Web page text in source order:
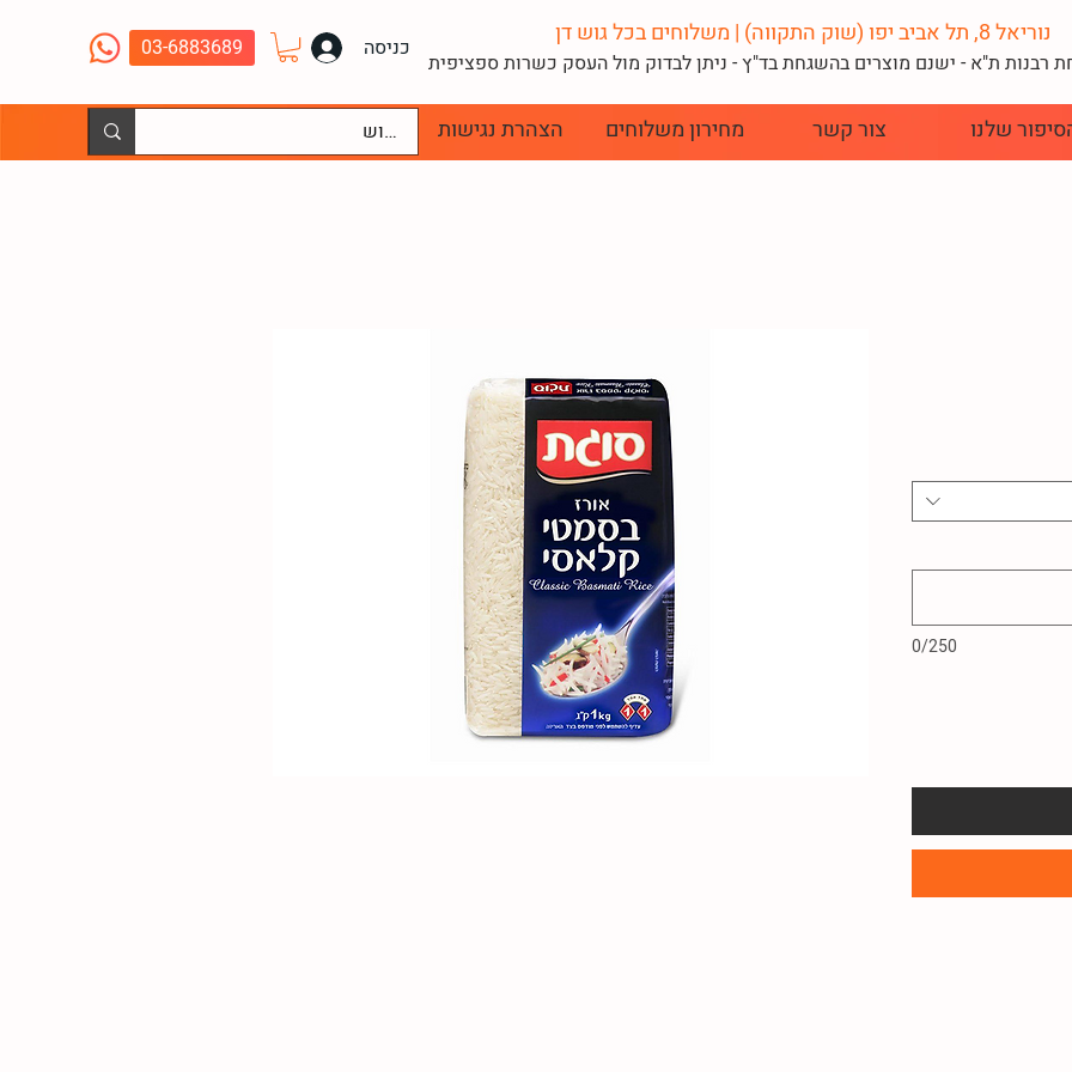
03-6883689 כניסה נוריאל 8, תל אביב יפו (שוק התקווה) | משלוחים בכל גוש דן
רבנות ת"א - ישנם מוצרים בהשגחת בד"ץ - ניתן לבדוק מול העסק כשרות ספציפית
שלנו צור קשר מחירון משלוחים הצהרת נגישות
0/250